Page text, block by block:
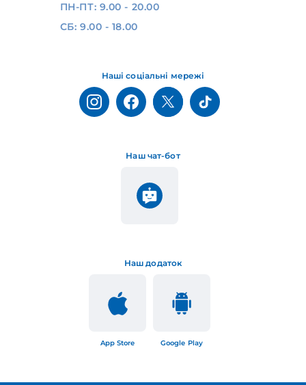
Наш додаток
App Store Google Play
Наш чат-бот
Наші соціальні мережі
ПН-ПТ: 9.00 - 20.00
СБ: 9.00 - 18.00